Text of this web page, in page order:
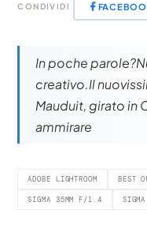
CONDIVIDI
In poche
creativo.Il
Mauduit, girato in
ammirare
ADOBE LIGHTROOM BEST
SIGMA 35MM F/1.4